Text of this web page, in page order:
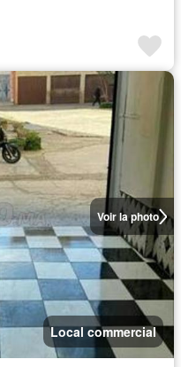
Voir la photo
Local commercial